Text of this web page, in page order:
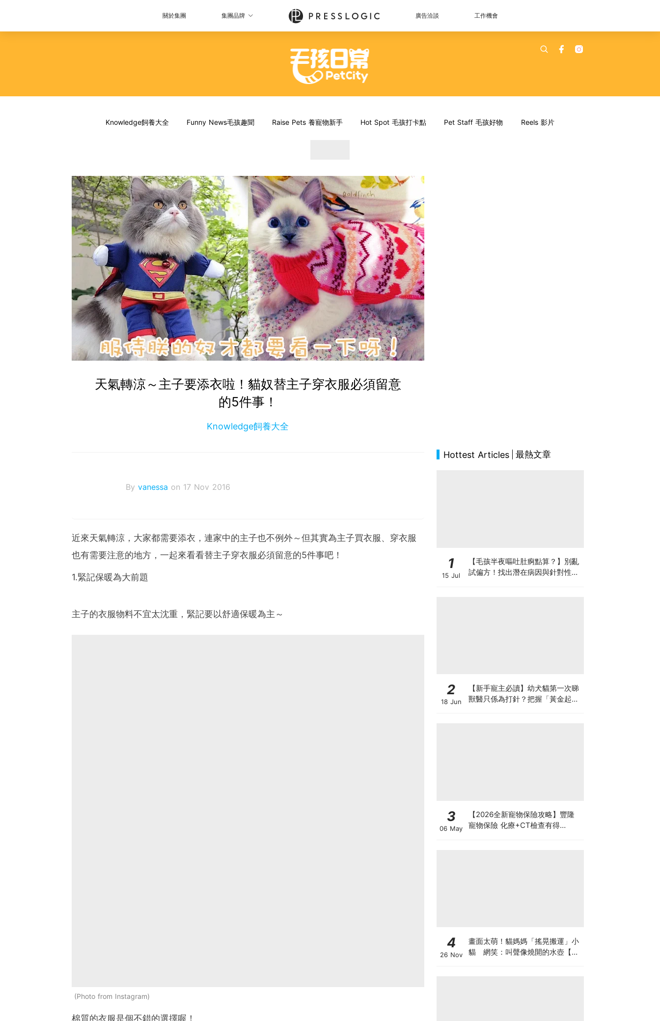
關於集團 集團品牌 廣告洽談 工作機會
Knowledge飼養大全 Funny News毛孩趣聞 Raise Pets 養寵物新手 Hot Spot 毛孩打卡點 Pet Staff 毛孩好物 Reels 影片
天氣轉涼～主子要添衣啦！貓奴替主子穿衣服必須留意
的5件事！
Knowledge飼養大全
By vanessa on 17 Nov 2016
近來天氣轉涼，大家都需要添衣，連家中的主子也不例外～但其實為主子買衣服、穿衣服
也有需要注意的地方，一起來看看替主子穿衣服必須留意的5件事吧！
1.緊記保暖為大前題
主子的衣服物料不宜太沈重，緊記要以舒適保暖為主～
Photo from Instagram
棉質的衣服是個不錯的選擇喔！
Hottest Articles 最熱文章
1
15 Jul
【毛孩半夜嘔吐肚痾點算？】別亂
試偏方！找出潛在病因與針對性營
2
18 Jun
【新手寵主必讀】幼犬貓第一次睇
獸醫只係為打針？把握「黃金起跑
3
06 May
【2026全新寵物保險攻略】豐隆
寵物保險 化療+CT檢查有得
4
26 Nov
畫面太萌！貓媽媽「搖晃搬運」小
貓 網笑：叫聲像燒開的水壺【有